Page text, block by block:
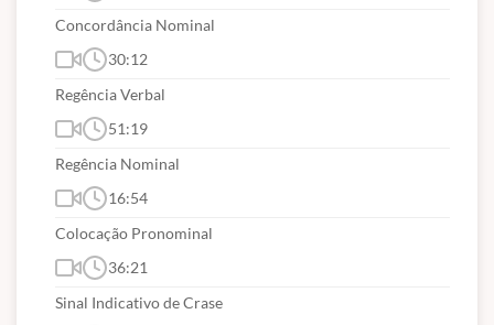
Concordância Nominal
30:12
Regência Verbal
51:19
Regência Nominal
16:54
Colocação Pronominal
36:21
Sinal Indicativo de Crase